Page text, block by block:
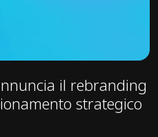
il rebranding
strategico